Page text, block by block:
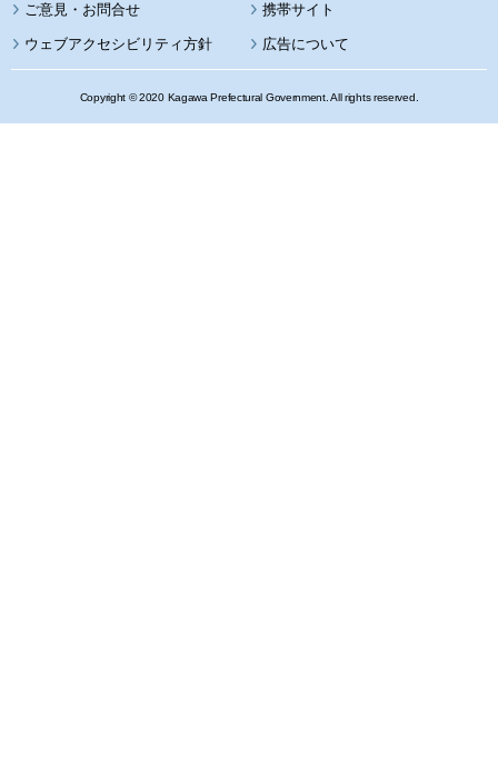
携帯サイト
ウェブアクセシビリティ方針 広告について
Copyright © 2020 Kagawa Prefectural Government. All rights reserved.